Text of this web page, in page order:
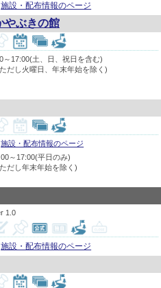
施設・配布情報のページ
やぶきの館
～17:00(土、日、祝日を含む)
だし火曜日、年末年始を除く)
施設・配布情報のページ
～17:00(平日のみ)
だし年末年始を除く)
1.0
施設・配布情報のページ